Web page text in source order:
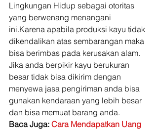
Lingkungan Hidup sebagai otoritas
yang berwenang menangani
ini.Karena apabila produksi kayu tidak
dikendalikan atas sembarangan maka
bisa berimbas pada kerusakan alam.
Jika anda berpikir kayu berukuran
besar tidak bisa dikirim dengan
menyewa jasa pengiriman anda bisa
gunakan kendaraan yang lebih besar
dan bisa memuat barang anda.
Baca Juga: Cara Mendapatkan Uang